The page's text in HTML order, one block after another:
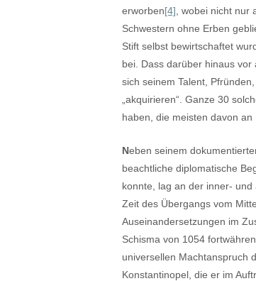
erworben[4], wobei nicht nur
Schwestern ohne Erben
Stift selbst bewirtschaftet
bei. Dass darüber hinaus
sich seinem Talent,
„akquirieren“. Ganze 30
haben, die meisten davon an
Neben seinem
beachtliche diplomatische
konnte, lag an der inner-
Zeit des Übergangs vom
Auseinandersetzungen im
Schisma von 1054
universellen Machtanspruch
Konstantinopel, die er im